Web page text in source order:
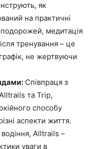
як
на практичні
медитація
тренування – це
не жертвуючи
Співпраця з
та Trip,
способу
аспекти життя.
Alltrails –
уваги в